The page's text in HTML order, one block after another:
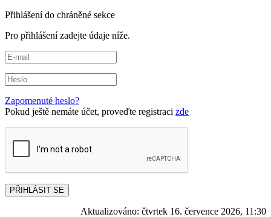
Přihlášení do chráněné sekce
Pro přihlášení zadejte údaje níže.
Zapomenuté heslo?
Pokud ještě nemáte účet, proveďte registraci zde
PŘIHLÁSIT SE
Aktualizováno: čtvrtek 16. července 2026, 11:30